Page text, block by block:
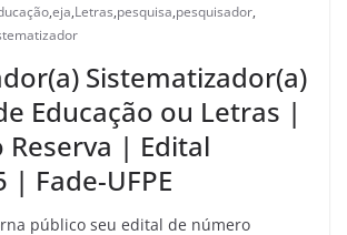
,eja,Letras,pesquisa,pesquisador,
Sistematizador(a)
Educação ou Letras |
Reserva | Edital
| Fade-UFPE
público seu edital de número